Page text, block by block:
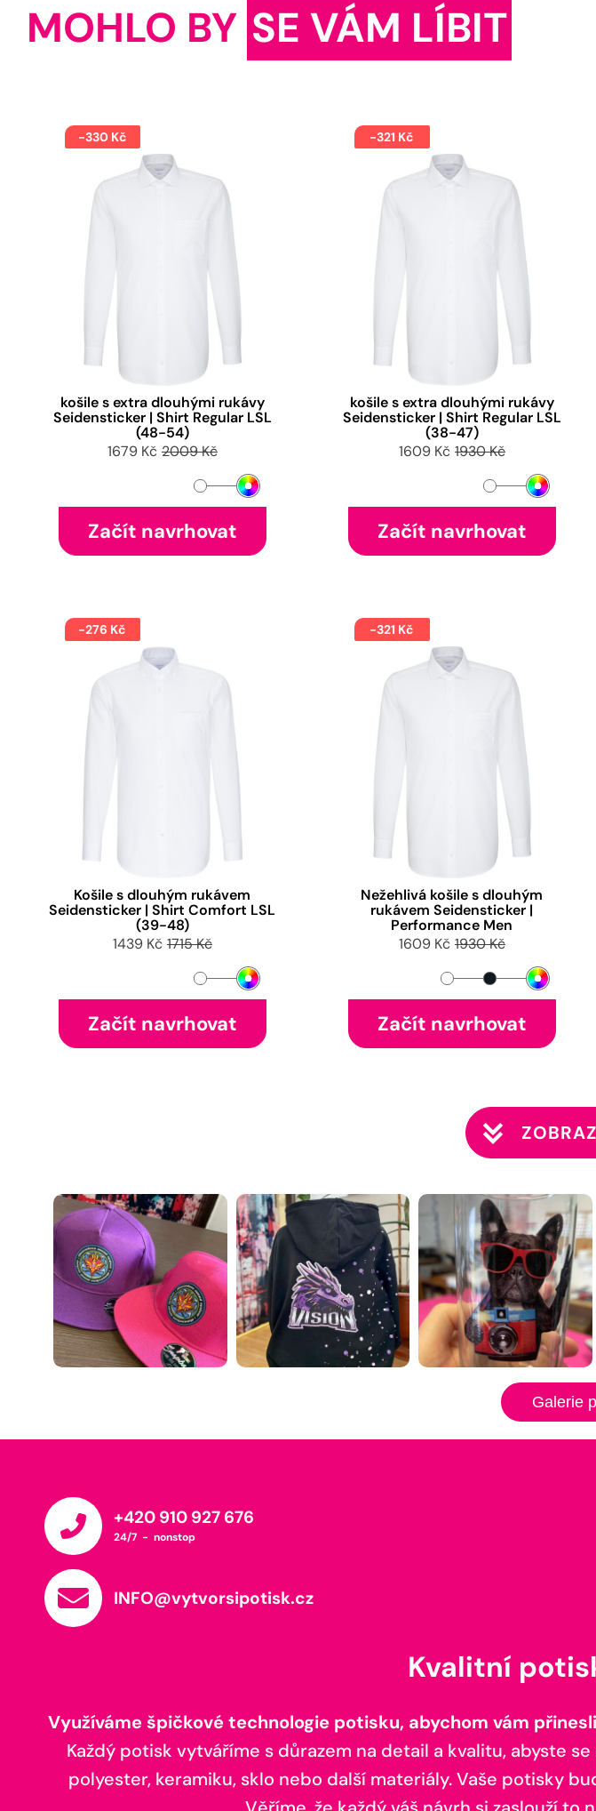
MOHLO BY SE VÁM LÍBIT
-330 Kč
košile s extra dlouhými rukávy
Seidensticker | Shirt Regular LSL
(48-54)
1679 Kč 2009 Kč
Začít navrhovat
-321 Kč
košile s extra dlouhými rukávy
Seidensticker | Shirt Regular LSL
(38-47)
1609 Kč 1930 Kč
Začít navrhovat
-276 Kč
Košile s dlouhým rukávem
Seidensticker | Shirt Comfort LSL
(39-48)
1439 Kč 1715 Kč
Začít navrhovat
-321 Kč
Nežehlivá košile s dlouhým
rukávem Seidensticker |
Performance Men
1609 Kč 1930 Kč
Začít navrhovat
Galerie
+420 910 927 676
24/7 - nonstop
INFO@vytvorsipotisk.cz
Kvalitní
Využíváme špičkové technologie potisku, abychom vám
Každý potisk vytváříme s důrazem na detail a kvalitu, abyste
polyester, keramiku, sklo nebo další materiály. Vaše potisky